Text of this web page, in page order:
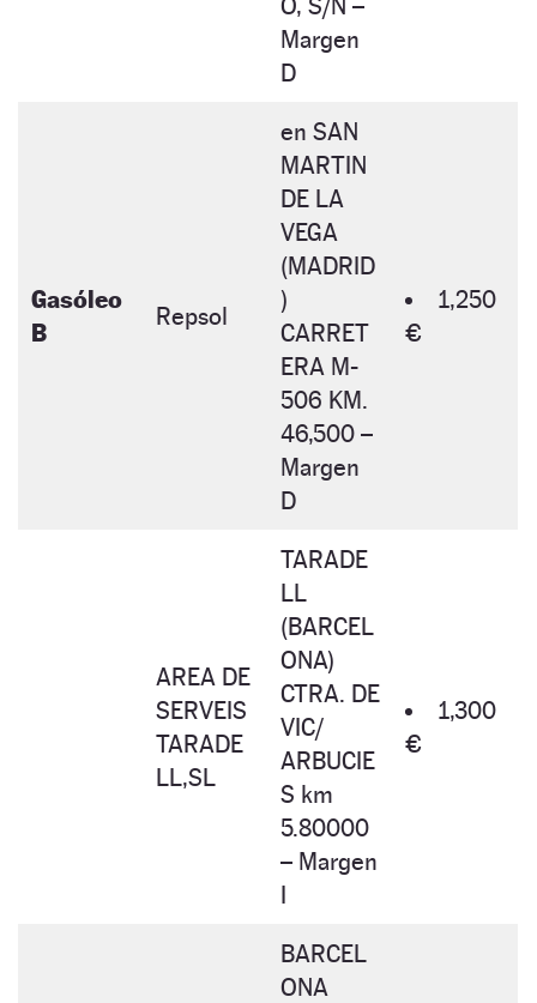
O, S/N –
Margen
D
Gasóleo
B
Repsol
en SAN
MARTIN
DE LA
VEGA
(MADRID
)
CARRET
ERA M-
506 KM.
46,500 –
Margen
D
1,250
€
AREA DE
SERVEIS
TARADE
LL,SL
TARADE
LL
(BARCEL
ONA)
CTRA. DE
VIC/
ARBUCIE
S km
5.80000
– Margen
I
1,300
€
BARCEL
ONA